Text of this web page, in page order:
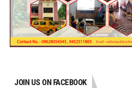
JOIN US ON FACEBOOK